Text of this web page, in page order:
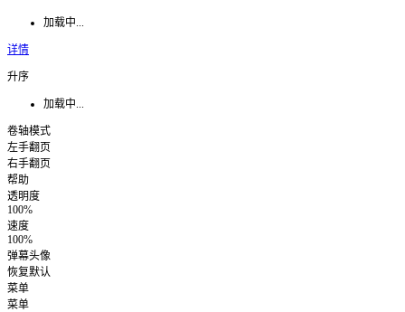
加载中...
详情
升序
加载中...
卷轴模式
左手翻页
右手翻页
帮助
透明度
100%
速度
100%
弹幕头像
恢复默认
菜单
菜单